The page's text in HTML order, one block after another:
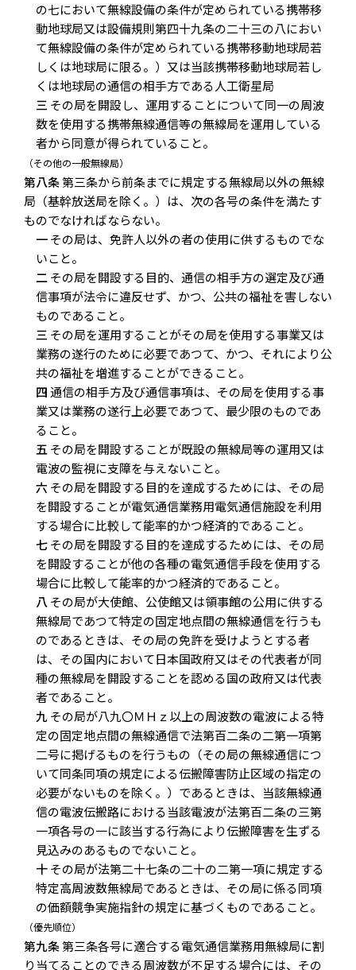
の七において無線設備の条件が定められている携帯移
動地球局又は設備規則第四十九条の二十三の八におい
て無線設備の条件が定められている携帯移動地球局若
しくは地球局に限る。）又は当該携帯移動地球局若し
くは地球局の通信の相手方である人工衛星局
三 その局を開設し、運用することについて同一の周波
数を使用する携帯無線通信等の無線局を運用している
者から同意が得られていること。
（その他の一般無線局）
第八条第三条から前条までに規定する無線局以外の無線
局（基幹放送局を除く。）は、次の各号の条件を満たす
ものでなければならない。
一その局は、免許人以外の者の使用に供するものでな
いこと。
二その局を開設する目的、通信の相手方の選定及び通
信事項が法令に違反せず、かつ、公共の福祉を害しない
ものであること。
三 その局を運用することがその局を使用する事業又は
業務の遂行のために必要であつて、かつ、それにより公
共の福祉を増進することができること。
四通信の相手方及び通信事項は、その局を使用する事
業又は業務の遂行上必要であつて、最少限のものであ
ること。
五 その局を開設することが既設の無線局等の運用又は
電波の監視に支障を与えないこと。
六 その局を開設する目的を達成するためには、その局
を開設することが電気通信業務用電気通信施設を利用
する場合に比較して能率的かつ経済的であること。
七その局を開設する目的を達成するためには、その局
を開設することが他の各種の電気通信手段を使用する
場合に比較して能率的かつ経済的であること。
八 その局が大使館、公使館又は領事館の公用に供する
無線局であつて特定の固定地点間の無線通信を行うも
のであるときは、その局の免許を受けようとする者
は、その国内において日本国政府又はその代表者が同
種の無線局を開設することを認める国の政府又は代表
者であること。
九その局が八九〇ＭＨｚ以上の周波数の電波による特
定の固定地点間の無線通信で法第百二条の二第一項第
二号に掲げるものを行うもの（その局の無線通信につ
いて同条同項の規定による伝搬障害防止区域の指定の
必要がないものを除く。）であるときは、当該無線通
信の電波伝搬路における当該電波が法第百二条の三第
一項各号の一に該当する行為により伝搬障害を生ずる
見込みのあるものでないこと。
十その局が法第二十七条の二十の二第一項に規定する
特定高周波数無線局であるときは、その局に係る同項
の価額競争実施指針の規定に基づくものであること。
（優先順位）
第九条第三条各号に適合する電気通信業務用無線局に割
り当てることのできる周波数が不足する場合には、その